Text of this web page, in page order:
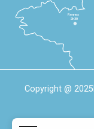
Rennes
2h30
Copyright @ 2025